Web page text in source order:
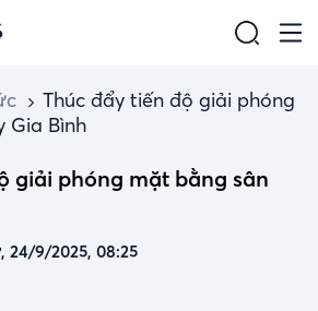
Thúc đẩy tiến độ giải phóng
Gia Bình
giải phóng mặt bằng sân
24/9/2025, 08:25